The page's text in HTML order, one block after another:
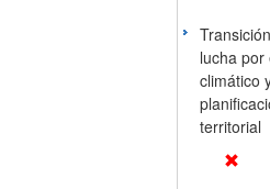
lucha por
climático
territorial